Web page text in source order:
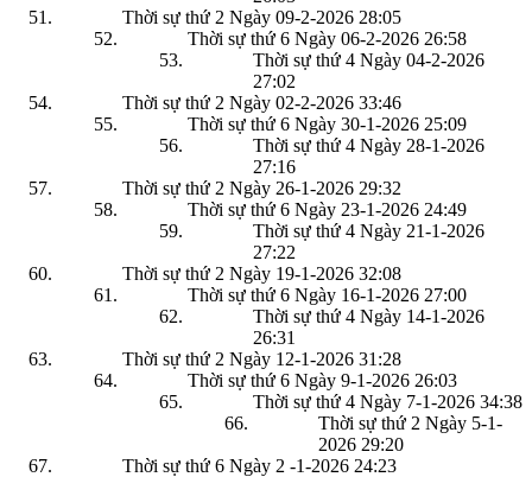
Thời sự thứ 2 Ngày 09-2-2026 28:05
Thời sự thứ 6 Ngày 06-2-2026 26:58
Thời sự thứ 4 Ngày 04-2-2026
27:02
Thời sự thứ 2 Ngày 02-2-2026 33:46
Thời sự thứ 6 Ngày 30-1-2026 25:09
Thời sự thứ 4 Ngày 28-1-2026
27:16
Thời sự thứ 2 Ngày 26-1-2026 29:32
Thời sự thứ 6 Ngày 23-1-2026 24:49
Thời sự thứ 4 Ngày 21-1-2026
27:22
Thời sự thứ 2 Ngày 19-1-2026 32:08
Thời sự thứ 6 Ngày 16-1-2026 27:00
Thời sự thứ 4 Ngày 14-1-2026
26:31
Thời sự thứ 2 Ngày 12-1-2026 31:28
Thời sự thứ 6 Ngày 9-1-2026 26:03
Thời sự thứ 4 Ngày 7-1-2026 34:38
Thời sự thứ 2 Ngày 5-1-
2026 29:20
Thời sự thứ 6 Ngày 2 -1-2026 24:23